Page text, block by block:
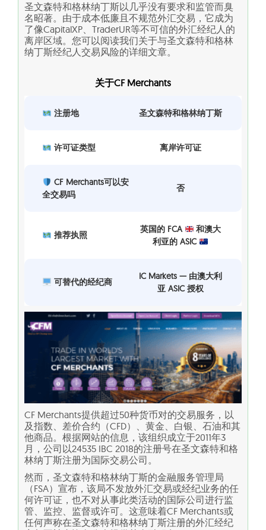
圣文森特和格林纳丁斯以几乎没有要求和监管而臭
名昭著。由于成本低廉且不规范外汇交易，它成为
了像CapitalXP、TraderUR等不可信的外汇经纪人的
离岸区域。您可以阅读我们关于与圣文森特和格林
纳丁斯经纪人交易风险的详细文章。
关于CF Merchants
注册地 圣文森特和格林纳丁斯
许可证类型 离岸许可证
CF Merchants可以安
全交易吗
否
推荐执照
英国的 FCA
和澳大
利亚的 ASIC
可替代的经纪商
IC Markets — 由澳大利
亚 ASIC 授权
CF Merchants提供超过50种货币对的交易服务，以
及指数、差价合约（CFD）、黄金、白银、石油和其
他商品。根据网站的信息，该组织成立于2011年3
月，公司以24535 IBC 2018的注册号在圣文森特和格
林纳丁斯注册为国际交易公司。
然而，圣文森特和格林纳丁斯的金融服务管理局
（FSA）宣布，该局不发放外汇交易或经纪业务的任
何许可证，也不对从事此类活动的国际公司进行监
管、监控、监督或许可。这意味着CF Merchants或
任何声称在圣文森特和格林纳丁斯注册的外汇经纪